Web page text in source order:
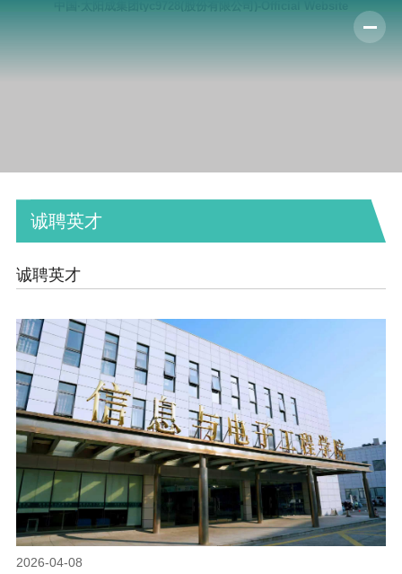
诚聘英才
诚聘英才
2026-04-08